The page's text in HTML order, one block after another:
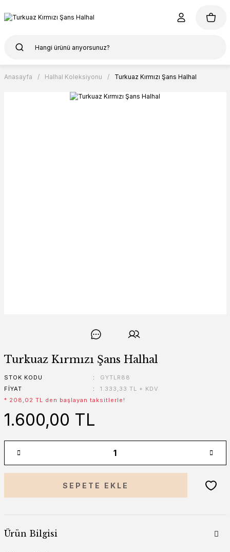
Anasayfa Halhal Koleksiyonu Turkuaz Kırmızı Şans Halhal
Turkuaz Kırmızı Şans Halhal
STOK KODU
GYTLR88
FIYAT
1.333,33 TL + KDV
* 208,02 TL den başlayan taksitlerle!
1.600,00 TL
SEPETE EKLE
Ürün Bilgisi